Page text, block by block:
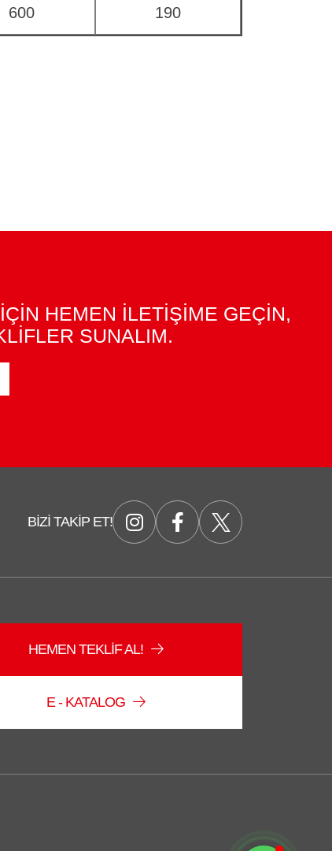
Düzce Sağlam Depo
600 190
HEMEN İLETİŞİME GEÇİN,
SUNALIM.
BIZI TAKIP ET!
HEMEN TEKLIF AL!
E - KATALOG